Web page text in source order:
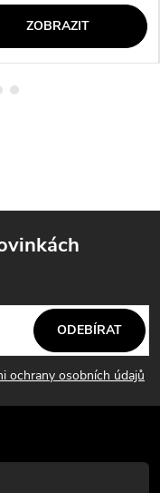
ZOBRAZIT
ochrany osobních údajů
ODEBÍRAT